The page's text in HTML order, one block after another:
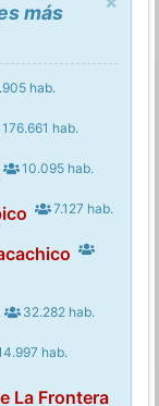
más
hab.
176.661 hab.
10.095 hab.
7.127 hab.
32.282 hab.
hab.
La Frontera